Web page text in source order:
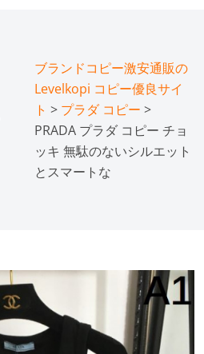
ブランドコピー激安通販の
Levelkopi コピー優良サイ
ト > プラダ コピー >
PRADA プラダ コピー チョ
ッキ 無駄のないシルエット
とスマートな